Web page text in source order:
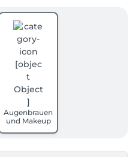
Augenbrauen
und Makeup